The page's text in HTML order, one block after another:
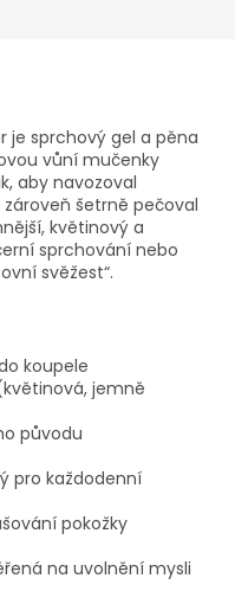
je sprchový gel a pěna
vůní mučenky
aby navozoval
šetrně pečoval
květinový a
sprchování nebo
svěžest“.
koupele
jemně
původu
pro každodenní
pokožky
na uvolnění mysli